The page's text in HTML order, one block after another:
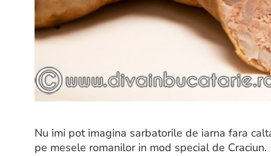
Nu imi pot imagina sarbatorile de iarna fara
pe mesele romanilor in mod special de Craciun.